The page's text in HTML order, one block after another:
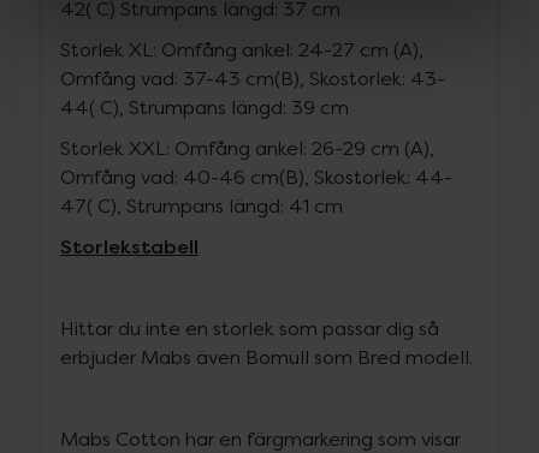
42( C) Strumpans längd: 37 cm
Storlek XL: Omfång ankel: 24-27 cm (A),
Omfång vad: 37-43 cm(B), Skostorlek: 43-
44( C), Strumpans längd: 39 cm
Storlek XXL: Omfång ankel: 26-29 cm (A),
Omfång vad: 40-46 cm(B), Skostorlek: 44-
47( C), Strumpans längd: 41 cm
Storlekstabell
Hittar du inte en storlek som passar dig så
erbjuder Mabs även Bomull som Bred modell.
Mabs Cotton har en färgmarkering som visar